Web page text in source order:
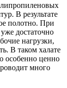
В результате
полотно. При
достаточно
нагрузки,
В таком халате
особенно ценно
много